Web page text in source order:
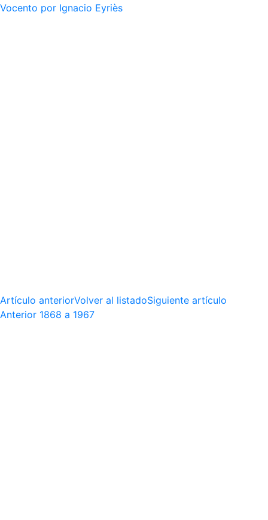
Vocento por Ignacio Eyriès
Artículo anteriorVolver al listadoSiguiente artículo
Anterior 1868 a 1967